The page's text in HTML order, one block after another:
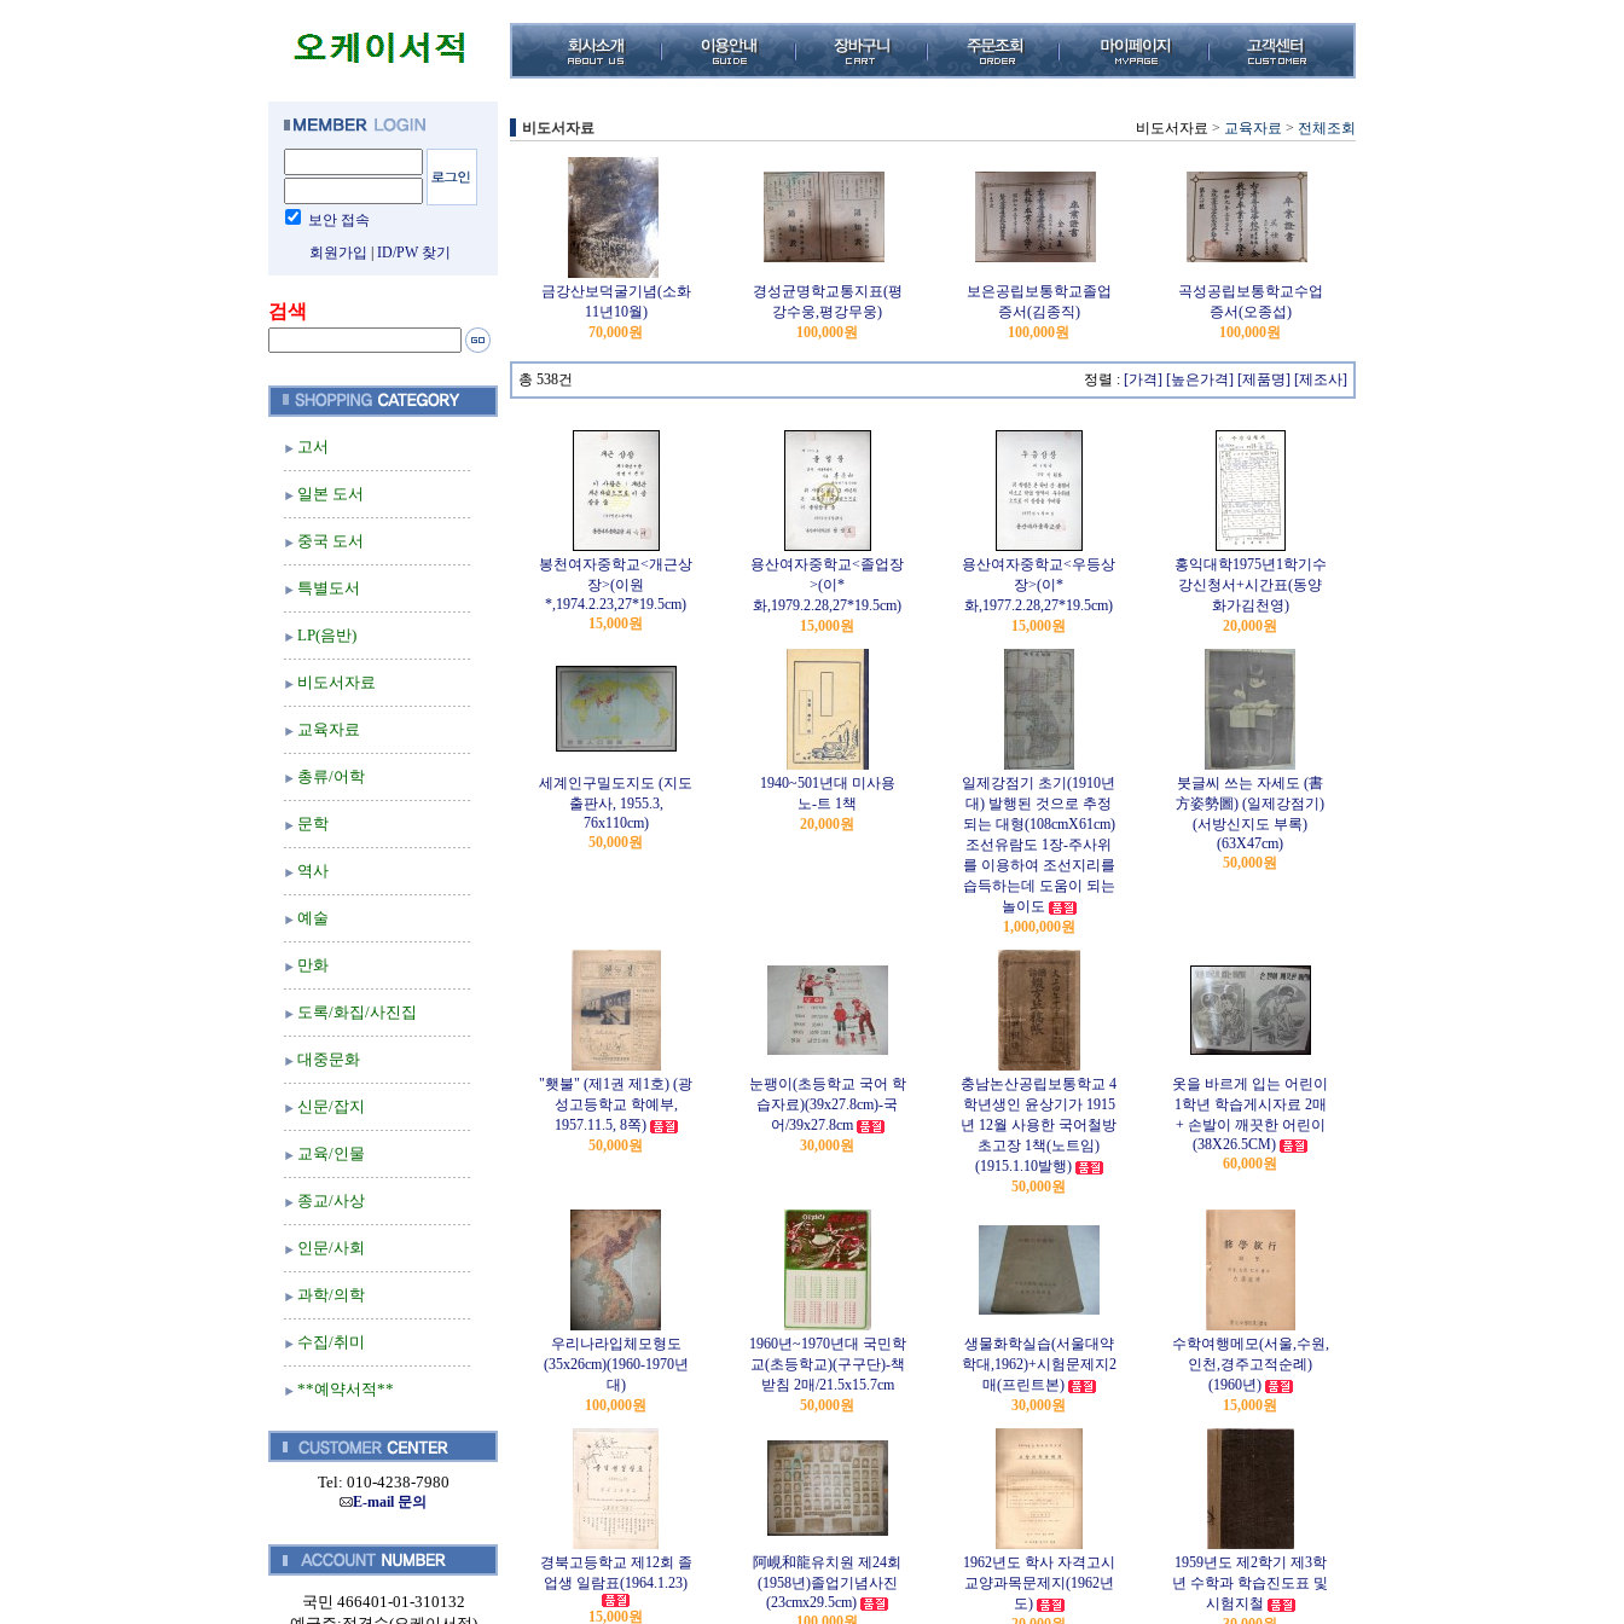
보안 접속
회원가입
ID/PW 찾기
검색
고서
일본 도서
중국 도서
특별도서
LP(음반)
비도서자료
교육자료
총류/어학
문학
역사
예술
만화
도록/화집/사진집
대중문화
신문/잡지
교육/인물
종교/사상
인문/사회
과학/의학
수집/취미
**예약서적**
Tel: 010-4238-7980
E-mail 문의
국민 466401-01-310132
비도서자료 비도서자료 > 교육자료 > 전체조회
금강산보덕굴기념(소화
11년10월)
70,000원
경성균명학교통지표(평
강수웅,평강무웅)
100,000원
보은공립보통학교졸업
증서(김종직)
100,000원
곡성공립보통학교수업
증서(오종섭)
100,000원
총 538건 정렬 : [가격] [높은가격] [제품명] [제조사]
봉천여자중학교<개근상
장>(이원
*,1974.2.23,27*19.5cm)
15,000원
용산여자중학교<졸업장
>(이*
화,1979.2.28,27*19.5cm)
15,000원
용산여자중학교<우등상
장>(이*
화,1977.2.28,27*19.5cm)
15,000원
홍익대학1975년1학기수
강신청서+시간표(동양
화가김천영)
20,000원
세계인구밀도지도 (지도
출판사, 1955.3,
76x110cm)
50,000원
1940~501년대 미사용
노-트 1책
20,000원
일제강점기 초기(1910년
대) 발행된 것으로 추정
되는 대형(108cmX61cm)
조선유람도 1장-주사위
를 이용하여 조선지리를
습득하는데 도움이 되는
놀이도
1,000,000원
붓글씨 쓰는 자세도 (書
方姿勢圖) (일제강점기)
(서방신지도 부록)
(63X47cm)
50,000원
"횃불" (제1권 제1호) (광
성고등학교 학예부,
1957.11.5, 8쪽)
50,000원
눈팽이(초등학교 국어 학
습자료)(39x27.8cm)-국
어/39x27.8cm
30,000원
충남논산공립보통학교 4
학년생인 윤상기가 1915
년 12월 사용한 국어철방
초고장 1책(노트임)
(1915.1.10발행)
50,000원
옷을 바르게 입는 어린이
1학년 학습게시자료 2매
+ 손발이 깨끗한 어린이
(38X26.5CM)
60,000원
우리나라입체모형도
(35x26cm)(1960-1970년
대)
100,000원
1960년~1970년대 국민학
교(초등학교)(구구단)-책
받침 2매/21.5x15.7cm
50,000원
생물화학실습(서울대약
학대,1962)+시험문제지2
매(프린트본)
30,000원
수학여행메모(서울,수원,
인천,경주고적순례)
(1960년)
15,000원
경북고등학교 제12회 졸
업생 일람표(1964.1.23)
15,000원
阿峴和龍유치원 제24회
(1958년)졸업기념사진
(23cmx29.5cm)
1962년도 학사 자격고시
교양과목문제지(1962년
도)
1959년도 제2학기 제3학
년 수학과 학습진도표 및
시험지철